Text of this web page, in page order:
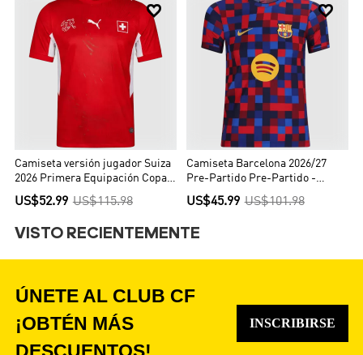

Camiseta versión jugador Suiza
2026 Primera Equipación Copa
del Mundo - Versión Jugador
US$52.99 US$115.98

Camiseta Barcelona 2026/27
Pre-Partido Pre-Partido -
Versión Hincha
US$45.99 US$101.98
VISTO RECIENTEMENTE
ÚNETE AL CLUB CF
¡OBTÉN MÁS
INSCRIBIRSE